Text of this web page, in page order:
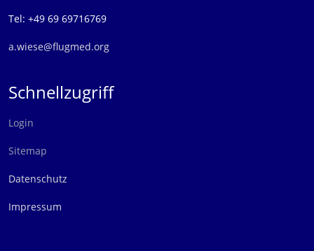
Tel: +49 69 69716769
a.wiese@flugmed.org
Schnellzugriff
Login
Sitemap
Datenschutz
Impressum